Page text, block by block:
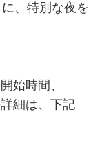
、特別な夜を
始時間、
細は、下記